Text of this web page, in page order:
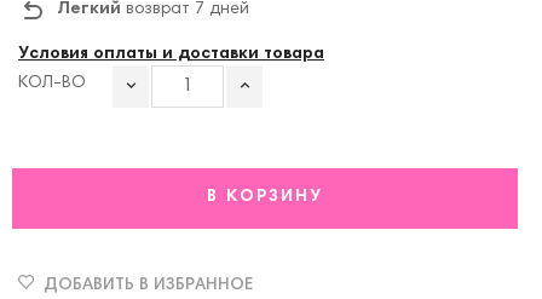
Легкий возврат 7 дней
Условия оплаты и доставки товара
КОЛ-ВО
В КОРЗИНУ
ДОБАВИТЬ В ИЗБРАННОЕ